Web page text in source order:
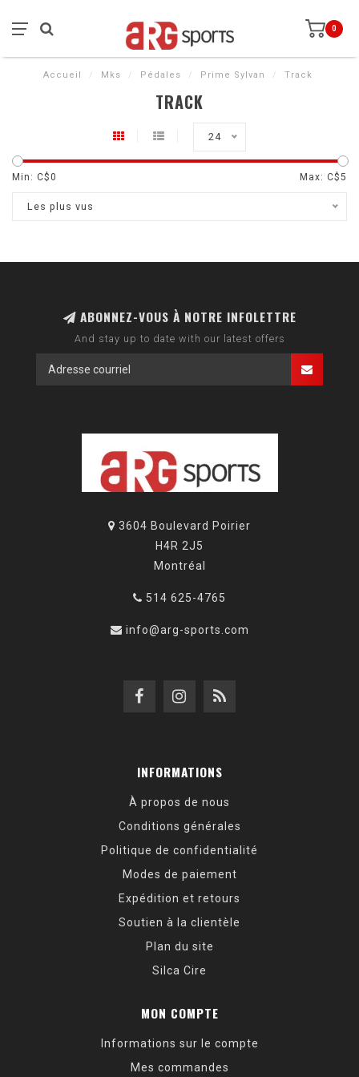
0
Accueil / Mks / Pédales / Prime Sylvan / Track
TRACK
24
Min: C$0 Max: C$5
Les plus vus
ABONNEZ-VOUS À NOTRE INFOLETTRE
And stay up to date with our latest offers
3604 Boulevard Poirier
H4R 2J5
Montréal
514 625-4765
info@arg-sports.com
INFORMATIONS
À propos de nous
Conditions générales
Politique de confidentialité
Modes de paiement
Expédition et retours
Soutien à la clientèle
Plan du site
Silca Cire
MON COMPTE
Informations sur le compte
Mes commandes